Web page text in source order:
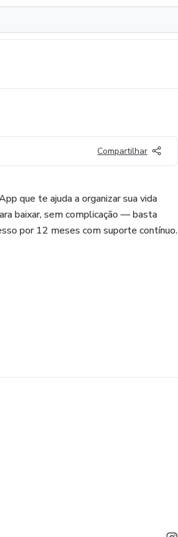
Compartilhar
que te ajuda a organizar sua vida
baixar, sem complicação — basta
por 12 meses com suporte contínuo.